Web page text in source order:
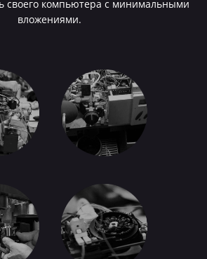
своего компьютера с минимальными
вложениями.